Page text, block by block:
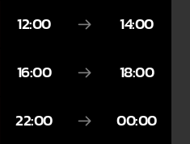
12:00 14:00
16:00 18:00
22:00 00:00